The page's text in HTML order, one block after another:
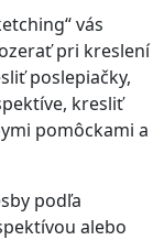
vás
pri kreslení
poslepiačky,
kresliť
pomôckami a
podľa
alebo